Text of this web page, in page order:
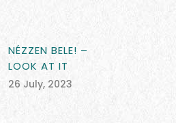
NÉZZEN BELE! –
LOOK AT IT
26 July, 2023